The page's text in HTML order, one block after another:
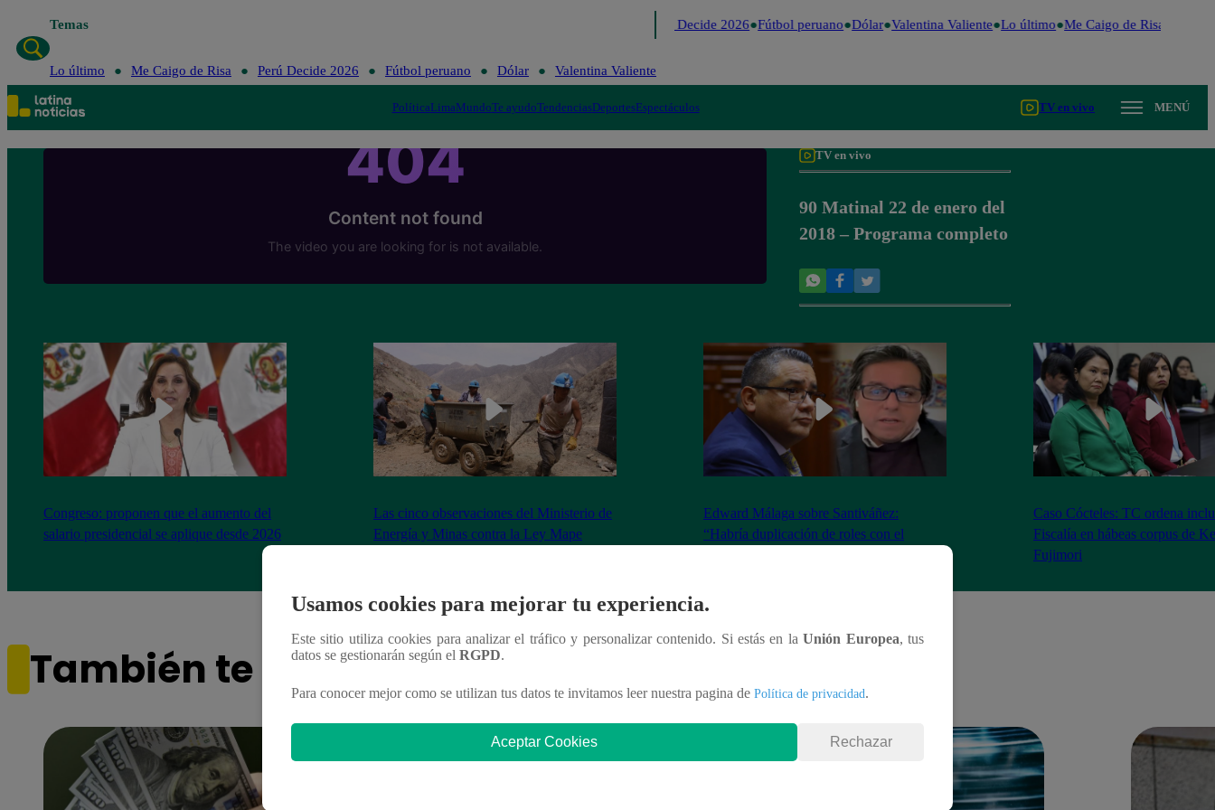
Temas Perú Decide 2026 Fútbol peruano Dólar Valentina Valiente Lo último Me Caigo de Risa
Lo último Me Caigo de Risa Perú Decide 2026 Fútbol peruano Dólar Valentina Valiente
PolíticaLimaMundoTe ayudoTendenciasDeportesEspectáculos TV en vivo MENÚ
TV en vivo
90 Matinal 22 de enero del
2018 – Programa completo
Congreso: proponen que el aumento del
salario presidencial se aplique desde 2026
Las cinco observaciones del Ministerio de
Energía y Minas contra la Ley Mape
Edward Málaga sobre Santiváñez:
“Habría duplicación de roles con el
Caso Cócteles: TC ordena
Fiscalía en hábeas corpus de
Fujimori
También te puede interesar
Usamos cookies para mejorar tu experiencia.
Este sitio utiliza cookies para analizar el tráfico y personalizar contenido. Si estás en laUnión Europea, tus
datos se gestionarán según el RGPD.
Para conocer mejor como se utilizan tus datos te invitamos leer nuestra pagina de Política de privacidad.
Aceptar Cookies Rechazar